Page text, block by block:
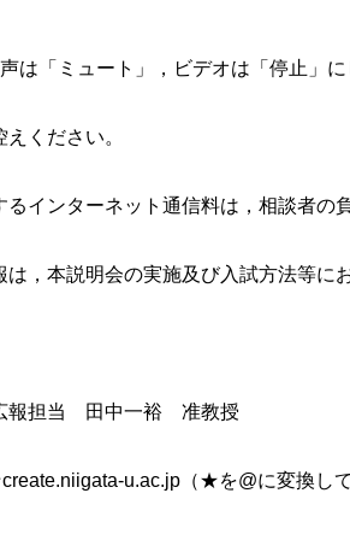
は「ミュート」，ビデオは「停止」に
ください。
インターネット通信料は，相談者の
，本説明会の実施及び入試方法等に
】
報担当 田中一裕 准教授
u.ac.jp（★を@に変換して